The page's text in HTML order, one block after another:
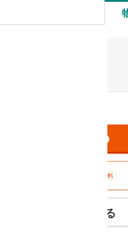
無料
特徴の似た物件を見る